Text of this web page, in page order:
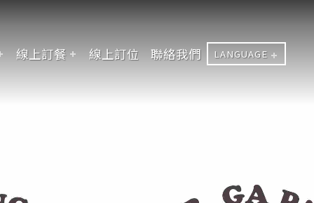
線上訂餐 線上訂位 聯絡我們 LANGUAGE